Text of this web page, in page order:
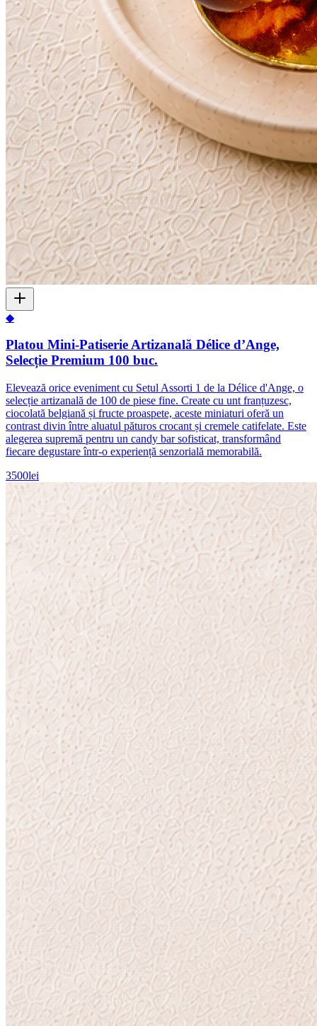
◆
Platou Mini-Patiserie Artizanală Délice d’Ange,
Selecție Premium 100 buc.
Elevează orice eveniment cu Setul Assorti 1 de la Délice d'Ange, o
selecție artizanală de 100 de piese fine. Create cu unt franțuzesc,
ciocolată belgiană și fructe proaspete, aceste miniaturi oferă un
contrast divin între aluatul păturos crocant și cremele catifelate. Este
alegerea supremă pentru un candy bar sofisticat, transformând
fiecare degustare într-o experiență senzorială memorabilă.
3500lei